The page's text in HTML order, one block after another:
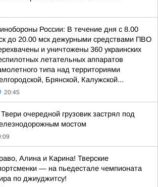
России: В течение дня с 8.00
до 20.00 мск дежурными средствами ПВО
и уничтожены 360 украинских
летательных аппаратов
типа над территориями
Брянской, Калужской...
20:45
очередной грузовик застрял под
мостом
Алина и Карина! Тверские
— на пьедестале чемпионата
по джиуджитсу!